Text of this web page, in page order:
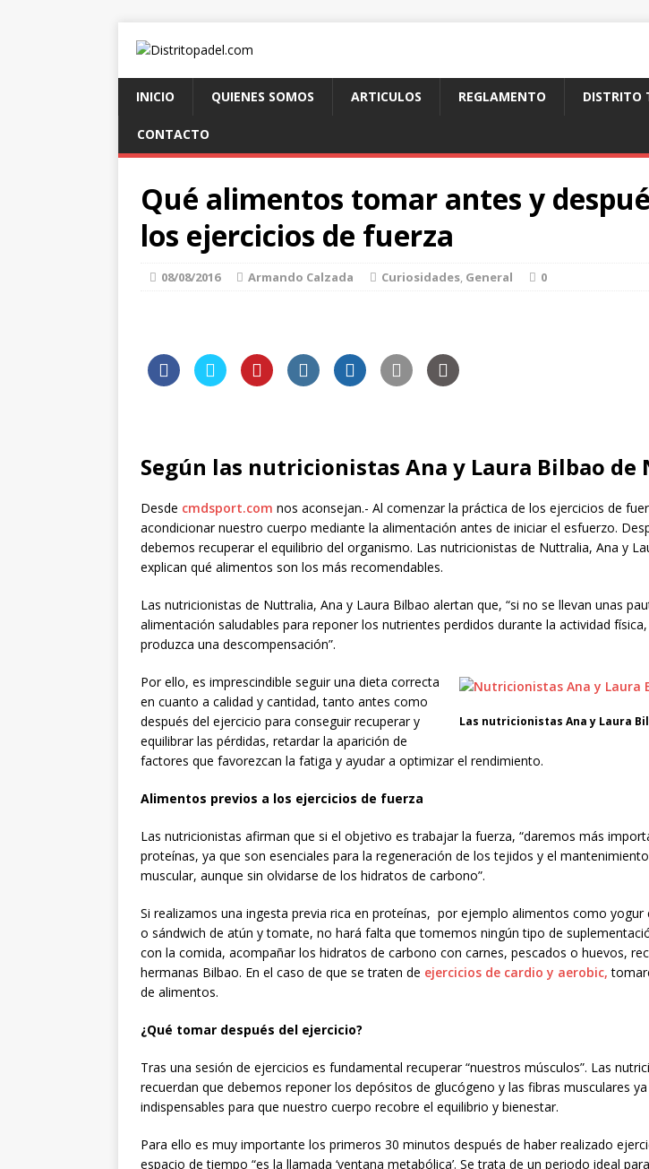
INICIO QUIENES SOMOS ARTICULOS REGLAMENTO DISTRITO
CONTACTO
Qué alimentos tomar antes y
los ejercicios de fuerza
08/08/2016 Armando Calzada Curiosidades, General 0
Según las nutricionistas Ana y Laura Bilbao
Desde cmdsport.com nos aconsejan.- Al comenzar la práctica de los ejercicios de
acondicionar nuestro cuerpo mediante la alimentación antes de iniciar el esfuerzo.
debemos recuperar el equilibrio del organismo. Las nutricionistas de Nuttralia, Ana y
explican qué alimentos son los más recomendables.
Las nutricionistas de Nuttralia, Ana y Laura Bilbao alertan que, “si no se llevan unas
alimentación saludables para reponer los nutrientes perdidos durante la actividad
produzca una descompensación”.
Las nutricionistas Ana y Laura
Por ello, es imprescindible seguir una dieta correcta
en cuanto a calidad y cantidad, tanto antes como
después del ejercicio para conseguir recuperar y
equilibrar las pérdidas, retardar la aparición de
factores que favorezcan la fatiga y ayudar a optimizar el rendimiento.
Alimentos previos a los ejercicios de fuerza
Las nutricionistas afirman que si el objetivo es trabajar la fuerza, “daremos más
proteínas, ya que son esenciales para la regeneración de los tejidos y el
muscular, aunque sin olvidarse de los hidratos de carbono”.
Si realizamos una ingesta previa rica en proteínas, por ejemplo alimentos como yogur
o sándwich de atún y tomate, no hará falta que tomemos ningún tipo de
con la comida, acompañar los hidratos de carbono con carnes, pescados o huevos,
hermanas Bilbao. En el caso de que se traten de ejercicios de cardio y aerobic,
de alimentos.
¿Qué tomar después del ejercicio?
Tras una sesión de ejercicios es fundamental recuperar “nuestros músculos”. Las
recuerdan que debemos reponer los depósitos de glucógeno y las fibras musculares
indispensables para que nuestro cuerpo recobre el equilibrio y bienestar.
Para ello es muy importante los primeros 30 minutos después de haber realizado
espacio de tiempo “es la llamada ‘ventana metabólica’. Se trata de un periodo ideal